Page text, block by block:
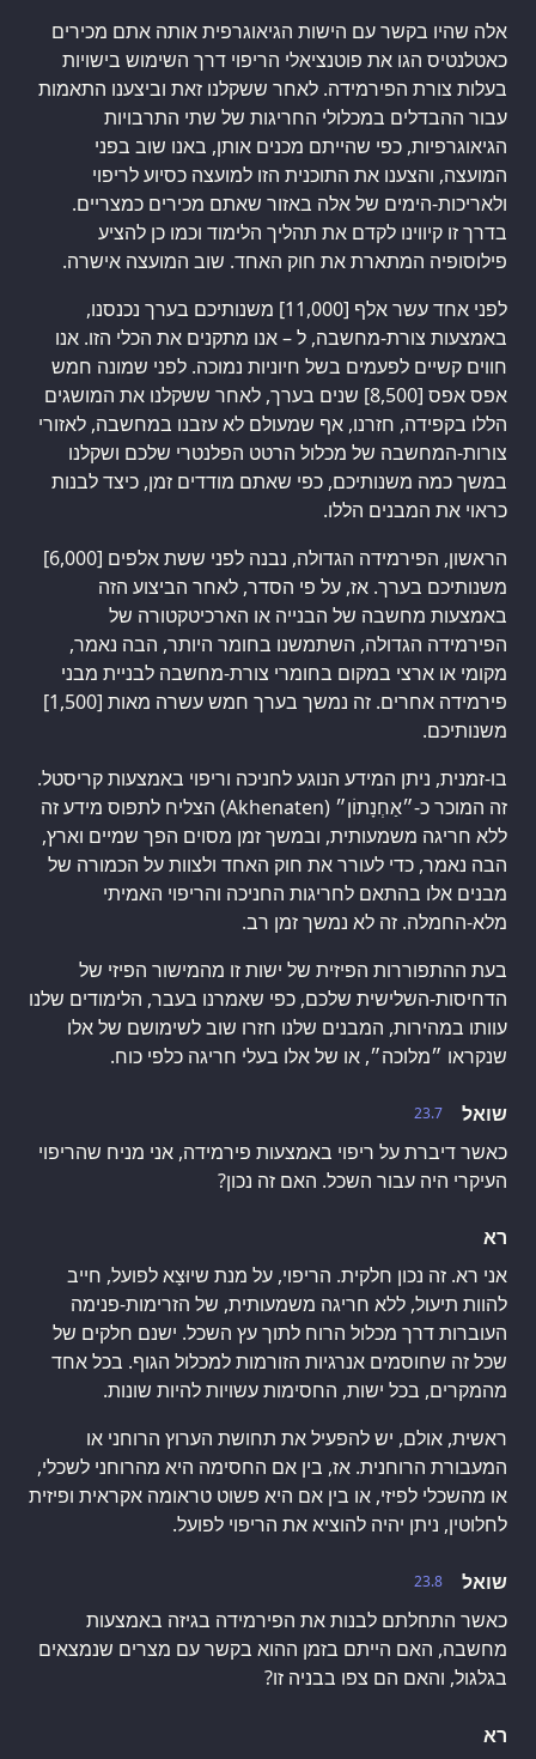
אלה שהיו בקשר עם הישות הגיאוגרפית אותה אתם מכירים
כאטלנטיס הגו את פוטנציאלי הריפוי דרך השימוש בישויות
בעלות צורת הפירמידה. לאחר ששקלנו זאת וביצענו התאמות
עבור ההבדלים במכלולי החריגות של שתי התרבויות
הגיאוגרפיות, כפי שהייתם מכנים אותן, באנו שוב בפני
המועצה, והצענו את התוכנית הזו למועצה כסיוע לריפוי
ולאריכות-הימים של אלה באזור שאתם מכירים כמצריים.
בדרך זו קיווינו לקדם את תהליך הלימוד וכמו כן להציע
פילוסופיה המתארת את חוק האחד. שוב המועצה אישרה.
לפני אחד עשר אלף [11,000] משנותיכם בערך נכנסנו,
באמצעות צורת-מחשבה, ל – אנו מתקנים את הכלי הזו. אנו
חווים קשיים לפעמים בשל חיוניות נמוכה. לפני שמונה חמש
אפס אפס [8,500] שנים בערך, לאחר ששקלנו את המושגים
הללו בקפידה, חזרנו, אף שמעולם לא עזבנו במחשבה, לאזורי
צורות-המחשבה של מכלול הרטט הפלנטרי שלכם ושקלנו
במשך כמה משנותיכם, כפי שאתם מודדים זמן, כיצד לבנות
כראוי את המבנים הללו.
הראשון, הפירמידה הגדולה, נבנה לפני ששת אלפים [6,000]
משנותיכם בערך. אז, על פי הסדר, לאחר הביצוע הזה
באמצעות מחשבה של הבנייה או הארכיטקטורה של
הפירמידה הגדולה, השתמשנו בחומר היותר, הבה נאמר,
מקומי או ארצי במקום בחומרי צורת-מחשבה לבניית מבני
פירמידה אחרים. זה נמשך בערך חמש עשרה מאות [1,500]
משנותיכם.
בו-זמנית, ניתן המידע הנוגע לחניכה וריפוי באמצעות קריסטל.
זה המוכר כ-״אַחְנָתוֹן״ (Akhenaten) הצליח לתפוס מידע זה
ללא חריגה משמעותית, ובמשך זמן מסוים הפך שמיים וארץ,
הבה נאמר, כדי לעורר את חוק האחד ולצוות על הכמורה של
מבנים אלו בהתאם לחריגות החניכה והריפוי האמיתי
מלא-החמלה. זה לא נמשך זמן רב.
בעת ההתפוררות הפיזית של ישות זו מהמישור הפיזי של
הדחיסות-השלישית שלכם, כפי שאמרנו בעבר, הלימודים שלנו
עוותו במהירות, המבנים שלנו חזרו שוב לשימושם של אלו
שנקראו ״מלוכה״, או של אלו בעלי חריגה כלפי כוח.
23.7
שואל
כאשר דיברת על ריפוי באמצעות פירמידה, אני מניח שהריפוי
העיקרי היה עבור השכל. האם זה נכון?
רא
אני רא. זה נכון חלקית. הריפוי, על מנת שיוּצָא לפועל, חייב
להוות תיעול, ללא חריגה משמעותית, של הזרימות-פנימה
העוברות דרך מכלול הרוח לתוך עץ השכל. ישנם חלקים של
שכל זה שחוסמים אנרגיות הזורמות למכלול הגוף. בכל אחד
מהמקרים, בכל ישות, החסימות עשויות להיות שונות.
ראשית, אולם, יש להפעיל את תחושת הערוץ הרוחני או
המעבורת הרוחנית. אז, בין אם החסימה היא מהרוחני לשכלי,
או מהשכלי לפיזי, או בין אם היא פשוט טראומה אקראית ופיזית
לחלוטין, ניתן יהיה להוציא את הריפוי לפועל.
23.8
שואל
כאשר התחלתם לבנות את הפירמידה בגיזה באמצעות
מחשבה, האם הייתם בזמן ההוא בקשר עם מצרים שנמצאים
בגלגול, והאם הם צפו בבניה זו?
רא